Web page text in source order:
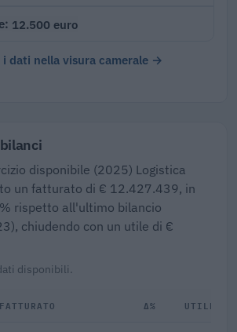
12.500 euro
i dati nella visura camerale →
disponibile (2025) Logistica
un fatturato di € 12.427.439, in
rispetto all'ultimo bilancio
chiudendo con un utile di €
disponibili.
FATTURATO Δ% UTILE/